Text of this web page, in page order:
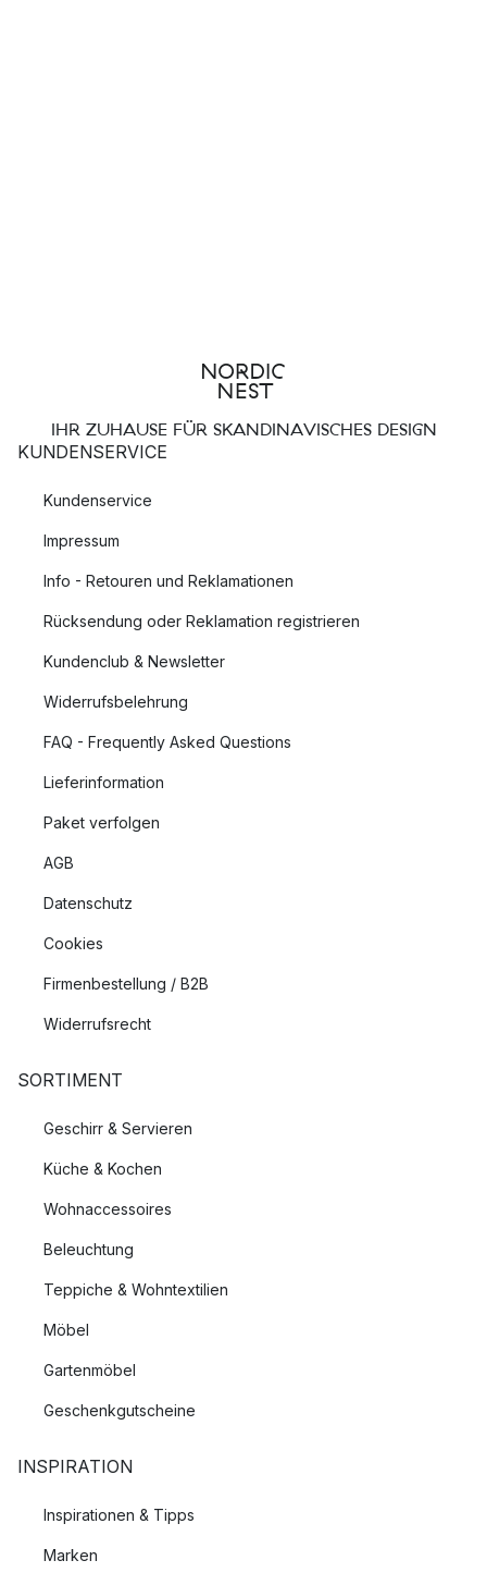
IHR ZUHAUSE FÜR SKANDINAVISCHES DESIGN
KUNDENSERVICE
Kundenservice
Impressum
Info - Retouren und Reklamationen
Rücksendung oder Reklamation registrieren
Kundenclub & Newsletter
Widerrufsbelehrung
FAQ - Frequently Asked Questions
Lieferinformation
Paket verfolgen
AGB
Datenschutz
Cookies
Firmenbestellung / B2B
Widerrufsrecht
SORTIMENT
Geschirr & Servieren
Küche & Kochen
Wohnaccessoires
Beleuchtung
Teppiche & Wohntextilien
Möbel
Gartenmöbel
Geschenkgutscheine
INSPIRATION
Inspirationen & Tipps
Marken